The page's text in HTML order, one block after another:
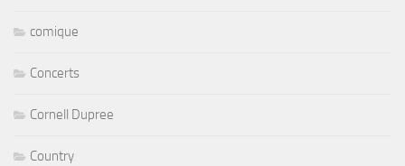
comique
Concerts
Cornell Dupree
Country